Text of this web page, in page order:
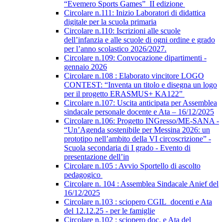
“Evemero Sports Games” II edizione
Circolare n.111: Inizio Laboratori di didattica
digitale per la scuola primaria
Circolare n.110: Iscrizioni alle scuole
dell’infanzia e alle scuole di ogni ordine e grado
per l’anno scolastico 2026/2027.
Circolare n.109: Convocazione dipartimenti -
gennaio 2026
Circolare n.108 : Elaborato vincitore LOGO
CONTEST: “Inventa un titolo e disegna un logo
per il progetto ERASMUS+ KA122”
Circolare n.107: Uscita anticipata per Assemblea
sindacale personale docente e Ata – 16/12/2025
Circolare n.106: Progetto INGresso/ME-SANA -
“Un’Agenda sostenibile per Messina 2026: un
prototipo nell’ambito della VI circoscrizione” -
Scuola secondaria di I grado - Evento di
presentazione dell’in
Circolare n.105 : Avvio Sportello di ascolto
pedagogico
Circolare n. 104 : Assemblea Sindacale Anief del
16/12/2025
Circolare n.103 : sciopero CGIL_docenti e Ata
del 12.12.25 - per le famiglie
Circolare n.102 : sciopero doc. e Ata del